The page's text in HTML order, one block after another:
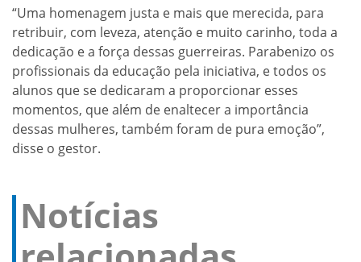
“Uma homenagem justa e mais que merecida, para
retribuir, com leveza, atenção e muito carinho, toda a
dedicação e a força dessas guerreiras. Parabenizo os
profissionais da educação pela iniciativa, e todos os
alunos que se dedicaram a proporcionar esses
momentos, que além de enaltecer a importância
dessas mulheres, também foram de pura emoção”,
disse o gestor.
Notícias